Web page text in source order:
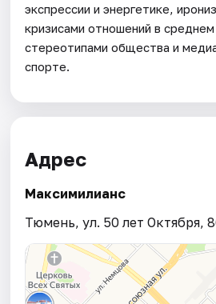
экспрессии и энергетике,
кризисами отношений в
стереотипами общества и
спорте.
Адрес
Максимилианс
Тюмень, ул. 50 лет Октября,